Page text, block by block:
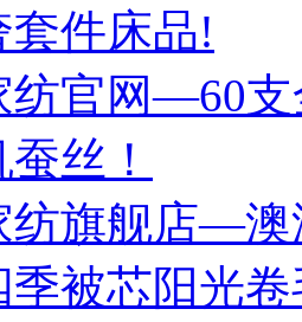
套件床品!
纺官网—60
丝！
纺旗舰店—澳
季被芯阳光